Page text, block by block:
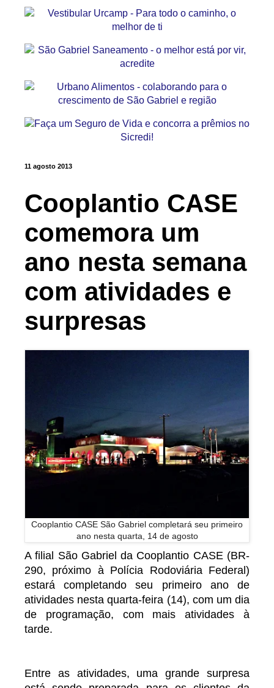
11 agosto 2013
Cooplantio CASE
comemora um
ano nesta semana
com atividades e
surpresas
Cooplantio CASE São Gabriel completará seu primeiro
ano nesta quarta, 14 de agosto
A filial São Gabriel da Cooplantio CASE (BR-
290, próximo à Polícia Rodoviária Federal)
estará completando seu primeiro ano de
atividades nesta quarta-feira (14), com um dia
de programação, com mais atividades à
tarde.
Entre as atividades, uma grande surpresa